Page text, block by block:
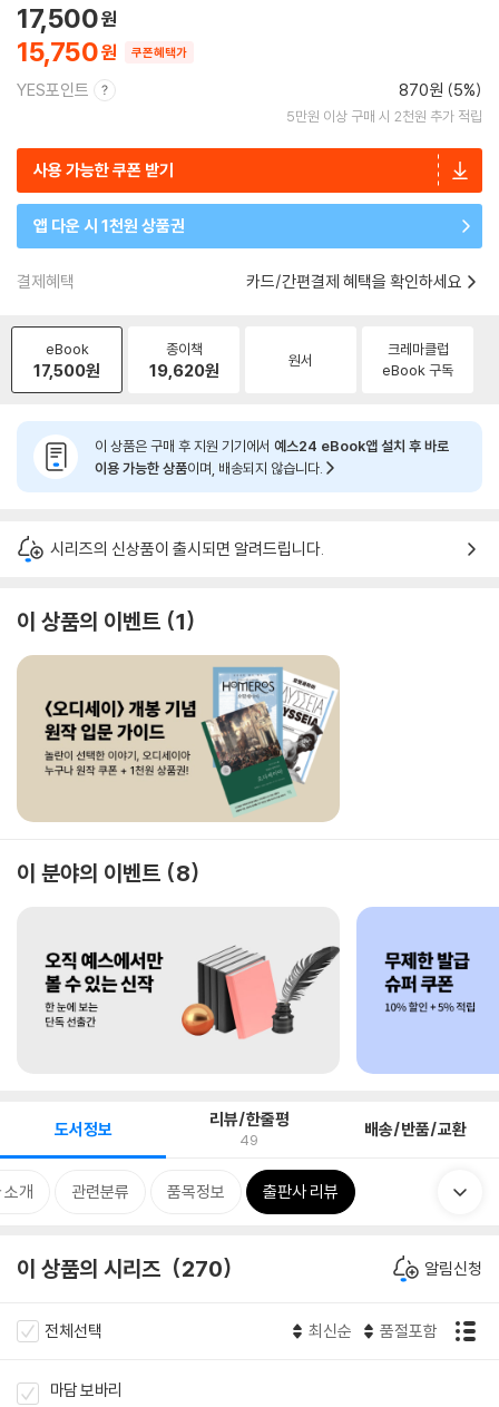
15,750
17,500
쿠폰혜택가
YES포인트 870원 (5%)
5만원 이상 구매 시 2천원 추가 적립
사용 가능한 쿠폰 받기
앱 다운 시 1천원 상품권
결제혜택 카드/간편결제 혜택을 확인하세요
eBook
17,500원
종이책
19,620원 원서
크레마클럽
eBook 구독
이 상품은 구매 후 지원 기기에서 예스24 eBook앱 설치 후 바로
이용 가능한 상품이며, 배송되지 않습니다.
시리즈의 신상품이 출시되면 알려드립니다.
이 상품의 이벤트 1
이 분야의 이벤트 8
도서정보 리뷰/한줄평
49 배송/반품/교환
소개 관련분류 품목정보 출판사 리뷰
이 상품의 시리즈 270 알림신청
전체선택 최신순 품절포함
마담 보바리